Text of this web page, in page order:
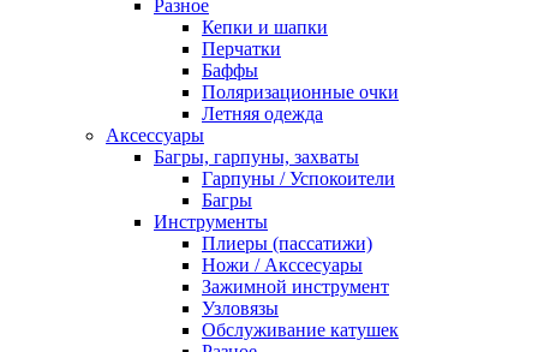
Разное
Кепки и шапки
Перчатки
Баффы
Поляризационные очки
Летняя одежда
Аксессуары
Багры, гарпуны, захваты
Гарпуны / Успокоители
Багры
Инструменты
Плиеры (пассатижи)
Ножи / Акссесуары
Зажимной инструмент
Узловязы
Обслуживание катушек